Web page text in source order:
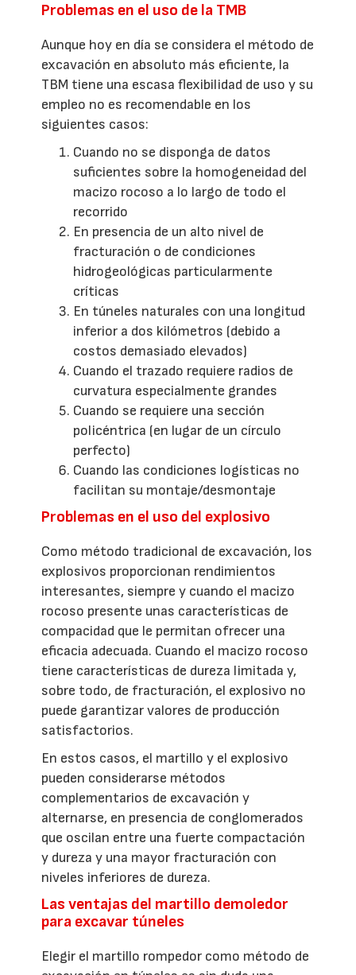
Problemas en el uso de la TMB
Aunque hoy en día se considera el método de
excavación en absoluto más eficiente, la
TBM tiene una escasa flexibilidad de uso y su
empleo no es recomendable en los
siguientes casos:
Cuando no se disponga de datos
suficientes sobre la homogeneidad del
macizo rocoso a lo largo de todo el
recorrido
En presencia de un alto nivel de
fracturación o de condiciones
hidrogeológicas particularmente
críticas
En túneles naturales con una longitud
inferior a dos kilómetros (debido a
costos demasiado elevados)
Cuando el trazado requiere radios de
curvatura especialmente grandes
Cuando se requiere una sección
policéntrica (en lugar de un círculo
perfecto)
Cuando las condiciones logísticas no
facilitan su montaje/desmontaje
Problemas en el uso del explosivo
Como método tradicional de excavación, los
explosivos proporcionan rendimientos
interesantes, siempre y cuando el macizo
rocoso presente unas características de
compacidad que le permitan ofrecer una
eficacia adecuada. Cuando el macizo rocoso
tiene características de dureza limitada y,
sobre todo, de fracturación, el explosivo no
puede garantizar valores de producción
satisfactorios.
En estos casos, el martillo y el explosivo
pueden considerarse métodos
complementarios de excavación y
alternarse, en presencia de conglomerados
que oscilan entre una fuerte compactación
y dureza y una mayor fracturación con
niveles inferiores de dureza.
Las ventajas del martillo demoledor
para excavar túneles
Elegir el martillo rompedor como método de